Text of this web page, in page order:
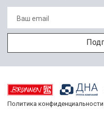
Политика конфиденциальности